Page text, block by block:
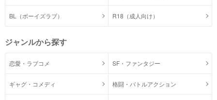
BL（ボーイズラブ） R18（成人向け）
ジャンルから探す
恋愛・ラブコメ SF・ファンタジー
ギャグ・コメディ 格闘・バトルアクション